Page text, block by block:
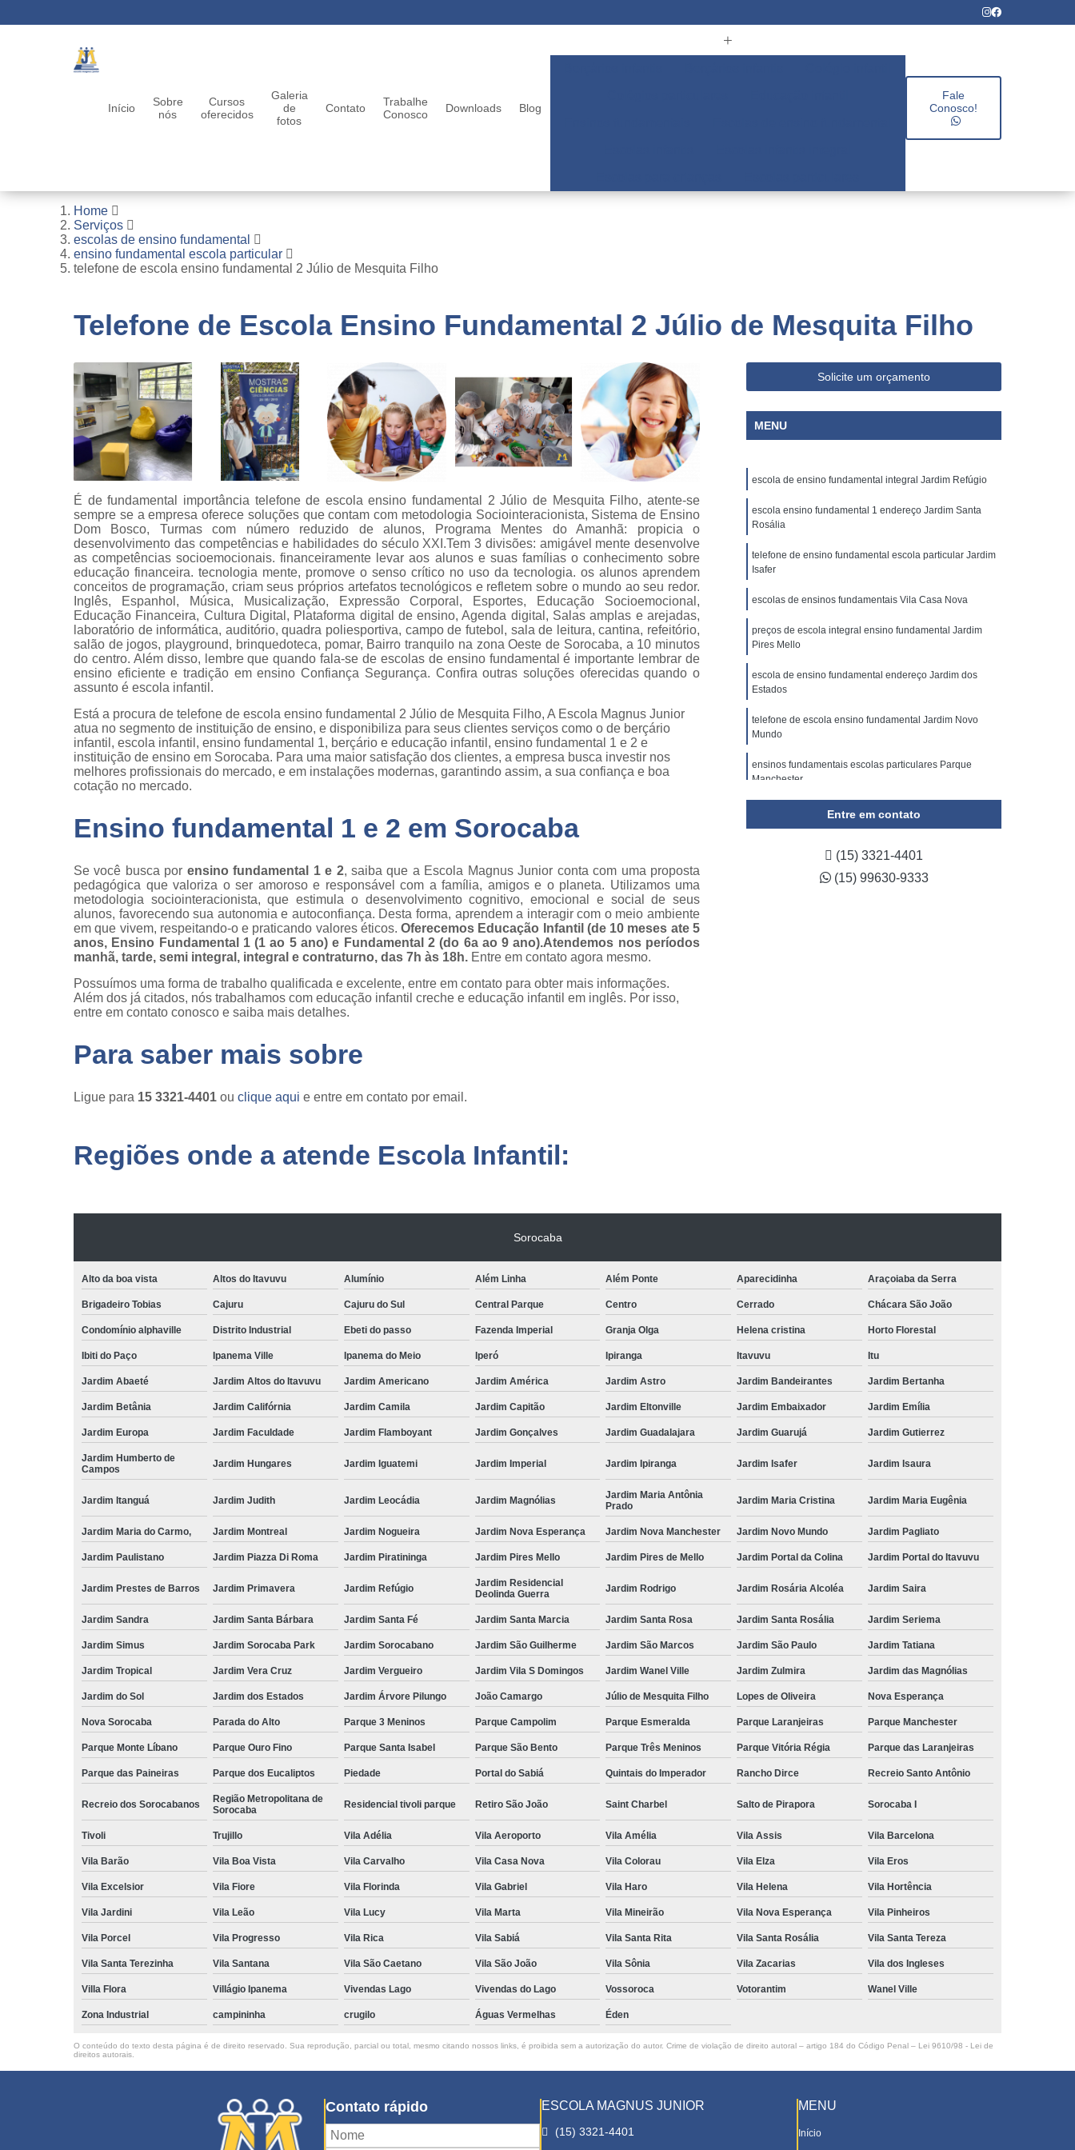
Início
Sobre
nós
Cursos
oferecidos
Galeria
de
fotos
Contato
Trabalhe
Conosco
Downloads Blog
Fale
Conosco!
Home
Serviços
escolas de ensino fundamental
ensino fundamental escola particular
telefone de escola ensino fundamental 2 Júlio de Mesquita Filho
Telefone de Escola Ensino Fundamental 2 Júlio de Mesquita Filho
É de fundamental importância telefone de escola ensino fundamental 2 Júlio de Mesquita Filho, atente-se
sempre se a empresa oferece soluções que contam com metodologia Sociointeracionista, Sistema de Ensino
Dom Bosco, Turmas com número reduzido de alunos, Programa Mentes do Amanhã: propicia o
desenvolvimento das competências e habilidades do século XXI.Tem 3 divisões: amigável mente desenvolve
as competências socioemocionais. financeiramente levar aos alunos e suas famílias o conhecimento sobre
educação financeira. tecnologia mente, promove o senso crítico no uso da tecnologia. os alunos aprendem
conceitos de programação, criam seus próprios artefatos tecnológicos e refletem sobre o mundo ao seu redor.
Inglês, Espanhol, Música, Musicalização, Expressão Corporal, Esportes, Educação Socioemocional,
Educação Financeira, Cultura Digital, Plataforma digital de ensino, Agenda digital, Salas amplas e arejadas,
laboratório de informática, auditório, quadra poliesportiva, campo de futebol, sala de leitura, cantina, refeitório,
salão de jogos, playground, brinquedoteca, pomar, Bairro tranquilo na zona Oeste de Sorocaba, a 10 minutos
do centro. Além disso, lembre que quando fala-se de escolas de ensino fundamental é importante lembrar de
ensino eficiente e tradição em ensino Confiança Segurança. Confira outras soluções oferecidas quando o
assunto é escola infantil.
Está a procura de telefone de escola ensino fundamental 2 Júlio de Mesquita Filho, A Escola Magnus Junior
atua no segmento de instituição de ensino, e disponibiliza para seus clientes serviços como o de berçário
infantil, escola infantil, ensino fundamental 1, berçário e educação infantil, ensino fundamental 1 e 2 e
instituição de ensino em Sorocaba. Para uma maior satisfação dos clientes, a empresa busca investir nos
melhores profissionais do mercado, e em instalações modernas, garantindo assim, a sua confiança e boa
cotação no mercado.
Ensino fundamental 1 e 2 em Sorocaba
Se você busca por ensino fundamental 1 e 2, saiba que a Escola Magnus Junior conta com uma proposta
pedagógica que valoriza o ser amoroso e responsável com a família, amigos e o planeta. Utilizamos uma
metodologia sociointeracionista, que estimula o desenvolvimento cognitivo, emocional e social de seus
alunos, favorecendo sua autonomia e autoconfiança. Desta forma, aprendem a interagir com o meio ambiente
em que vivem, respeitando-o e praticando valores éticos.Oferecemos Educação Infantil (de 10 meses ate 5
anos, Ensino Fundamental 1 (1 ao 5 ano) e Fundamental 2 (do 6a ao 9 ano).Atendemos nos períodos
manhã, tarde, semi integral, integral e contraturno, das 7h às 18h. Entre em contato agora mesmo.
Possuímos uma forma de trabalho qualificada e excelente, entre em contato para obter mais informações.
Além dos já citados, nós trabalhamos com educação infantil creche e educação infantil em inglês. Por isso,
entre em contato conosco e saiba mais detalhes.
Para saber mais sobre
Ligue para 15 3321-4401 ou clique aqui e entre em contato por email.
Solicite um orçamento
MENU
escola de ensino fundamental integral Jardim Refúgio
escola ensino fundamental 1 endereço Jardim Santa
Rosália
telefone de ensino fundamental escola particular Jardim
Isafer
escolas de ensinos fundamentais Vila Casa Nova
preços de escola integral ensino fundamental Jardim
Pires Mello
escola de ensino fundamental endereço Jardim dos
Estados
telefone de escola ensino fundamental Jardim Novo
Mundo
ensinos fundamentais escolas particulares Parque
Manchester
telefone de escola ensino fundamental 1 Quintais do
escola de ensino fundamental Jardim Nogueira
Entre em contato
(15) 3321-4401
(15) 99630-9333
Regiões onde a atende Escola Infantil:
Sorocaba
Alto da boa vista Altos do Itavuvu Alumínio Além Linha Além Ponte Aparecidinha Araçoiaba da Serra
Brigadeiro Tobias Cajuru Cajuru do Sul Central Parque Centro Cerrado Chácara São João
Condomínio alphaville Distrito Industrial Ebeti do passo Fazenda Imperial Granja Olga Helena cristina Horto Florestal
Ibiti do Paço Ipanema Ville Ipanema do Meio Iperó Ipiranga Itavuvu Itu
Jardim Abaeté Jardim Altos do Itavuvu Jardim Americano Jardim América Jardim Astro Jardim Bandeirantes Jardim Bertanha
Jardim Betânia Jardim Califórnia Jardim Camila Jardim Capitão Jardim Eltonville Jardim Embaixador Jardim Emília
Jardim Europa Jardim Faculdade Jardim Flamboyant Jardim Gonçalves Jardim Guadalajara Jardim Guarujá Jardim Gutierrez
Jardim Humberto de
Campos
Jardim Hungares Jardim Iguatemi Jardim Imperial Jardim Ipiranga Jardim Isafer Jardim Isaura
Jardim Itanguá Jardim Judith Jardim Leocádia Jardim Magnólias
Jardim Maria Antônia
Prado
Jardim Maria Cristina Jardim Maria Eugênia
Jardim Maria do Carmo, Jardim Montreal Jardim Nogueira Jardim Nova Esperança Jardim Nova Manchester Jardim Novo Mundo Jardim Pagliato
Jardim Paulistano Jardim Piazza Di Roma Jardim Piratininga Jardim Pires Mello Jardim Pires de Mello Jardim Portal da Colina Jardim Portal do Itavuvu
Jardim Prestes de Barros Jardim Primavera Jardim Refúgio
Jardim Residencial
Deolinda Guerra
Jardim Rodrigo Jardim Rosária Alcoléa Jardim Saira
Jardim Sandra Jardim Santa Bárbara Jardim Santa Fé Jardim Santa Marcia Jardim Santa Rosa Jardim Santa Rosália Jardim Seriema
Jardim Simus Jardim Sorocaba Park Jardim Sorocabano Jardim São Guilherme Jardim São Marcos Jardim São Paulo Jardim Tatiana
Jardim Tropical Jardim Vera Cruz Jardim Vergueiro Jardim Vila S Domingos Jardim Wanel Ville Jardim Zulmira Jardim das Magnólias
Jardim do Sol Jardim dos Estados Jardim Árvore Pilungo João Camargo Júlio de Mesquita Filho Lopes de Oliveira Nova Esperança
Nova Sorocaba Parada do Alto Parque 3 Meninos Parque Campolim Parque Esmeralda Parque Laranjeiras Parque Manchester
Parque Monte Líbano Parque Ouro Fino Parque Santa Isabel Parque São Bento Parque Três Meninos Parque Vitória Régia Parque das Laranjeiras
Parque das Paineiras Parque dos Eucaliptos Piedade Portal do Sabiá Quintais do Imperador Rancho Dirce Recreio Santo Antônio
Recreio dos Sorocabanos
Região Metropolitana de
Sorocaba
Residencial tivoli parque Retiro São João Saint Charbel Salto de Pirapora Sorocaba I
Tivoli Trujillo Vila Adélia Vila Aeroporto Vila Amélia Vila Assis Vila Barcelona
Vila Barão Vila Boa Vista Vila Carvalho Vila Casa Nova Vila Colorau Vila Elza Vila Eros
Vila Excelsior Vila Fiore Vila Florinda Vila Gabriel Vila Haro Vila Helena Vila Hortência
Vila Jardini Vila Leão Vila Lucy Vila Marta Vila Mineirão Vila Nova Esperança Vila Pinheiros
Vila Porcel Vila Progresso Vila Rica Vila Sabiá Vila Santa Rita Vila Santa Rosália Vila Santa Tereza
Vila Santa Terezinha Vila Santana Vila São Caetano Vila São João Vila Sônia Vila Zacarias Vila dos Ingleses
Villa Flora Villágio Ipanema Vivendas Lago Vivendas do Lago Vossoroca Votorantim Wanel Ville
Zona Industrial campininha crugilo Águas Vermelhas Éden
O conteúdo do texto desta página é de direito reservado. Sua reprodução, parcial ou total, mesmo citando nossos links, é proibida sem a autorização do autor. Crime de violação de direito autoral – artigo 184 do Código Penal – Lei 9610/98 - Lei de
direitos autorais
Contato rápido ESCOLA MAGNUS JUNIOR
(15) 3321-4401
MENU
Início